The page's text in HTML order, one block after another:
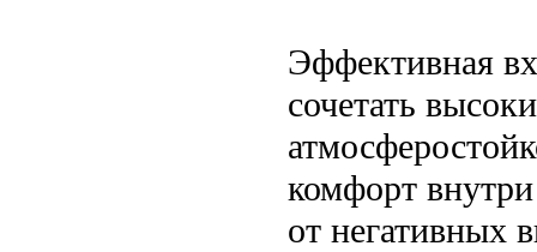
Эффективная
сочетать
комфорт
от негативных